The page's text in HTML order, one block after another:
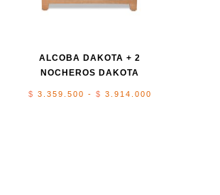
ALCOBA DAKOTA + 2
NOCHEROS DAKOTA
$ 3.359.500 - $ 3.914.000